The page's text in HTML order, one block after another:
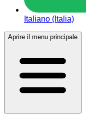
Italiano (Italia)
Aprire il menu principale